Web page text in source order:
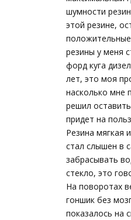
шумности
этой резине,
резины у меня
форд куга
лет, это моя
насколько мне
решил
придет на
Резина мягкая
стал слышен в
забрасывать
стекло, это
На поворотах
гоншик без
показалось на